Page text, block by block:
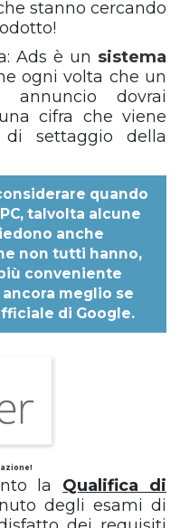
stanno cercando
Ads è un sistema
ogni volta che un
dovrai
cifra che viene
settaggio della
quando
talvolta alcune
anche
non tutti hanno,
conveniente
meglio se
di Google.
la Qualifica di
degli esami di